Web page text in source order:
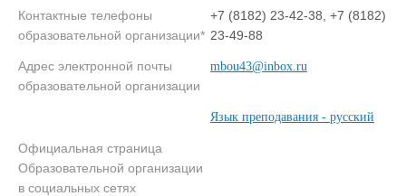
Контактные телефоны
образовательной организации*
+7 (8182) 23-42-38, +7 (8182)
23-49-88
Адрес электронной почты
образовательной организации
mbou43@inbox.ru
Язык преподавания - русский
Официальная страница
Образовательной организации
в социальных сетях